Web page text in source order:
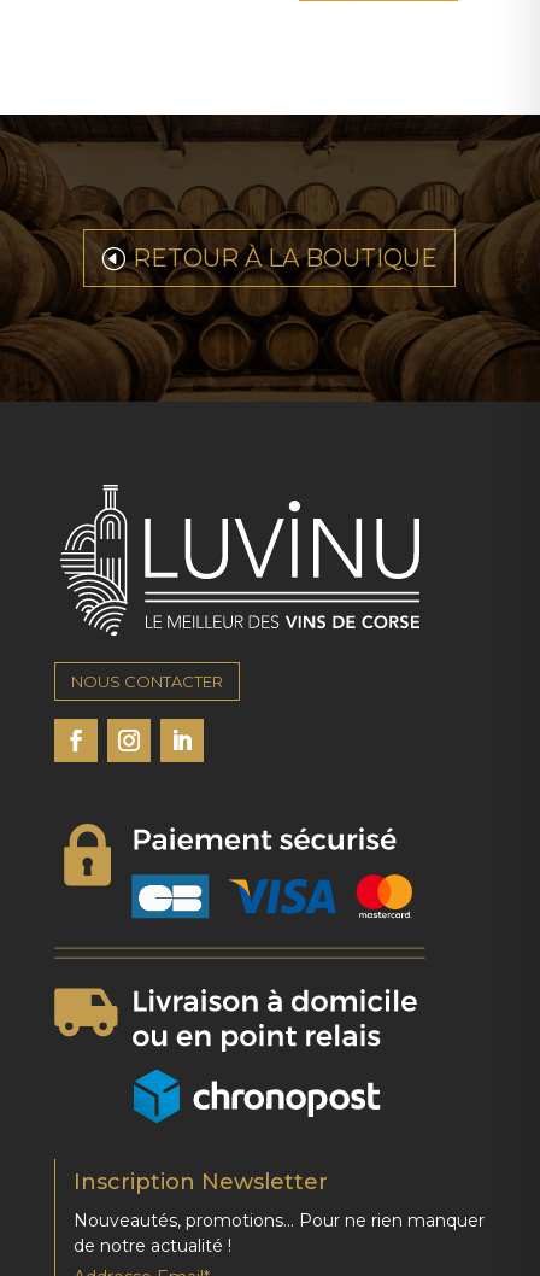
RETOUR À LA BOUTIQUE
NOUS CONTACTER
Inscription Newsletter
Nouveautés, promotions… Pour ne rien manquer
de notre actualité !